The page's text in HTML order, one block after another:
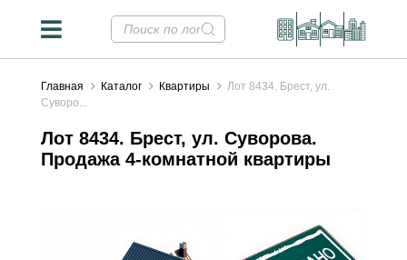
Главная Каталог Квартиры
Лот 8434. Брест, ул.
Суворо...
Лот 8434. Брест, ул. Суворова.
Продажа 4-комнатной квартиры